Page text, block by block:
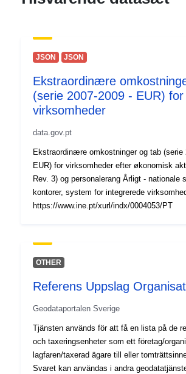
8243-9954
Vincent M.
4277-8473
Sprog: English
Forlag: Zenodo
Fortegnelse over
kataloger:
30 July 2026
Andre
identifikatorer:
JSON JSON
Ekstraordinære
(serie 2007-2009 - EUR) for
virksomheder
data.gov.pt
Ekstraordinære omkostninger og tab (serie
EUR) for virksomheder efter økonomisk
Rev. 3) og personalerang Årligt - nationale
kontorer, system for integrerede
https://www.ine.pt/xurl/indx/0004053/PT
OTHER
Referens Uppslag
Geodataportalen Sverige
Tjänsten används för att få en lista på de
och taxeringsenheter som ett företag/
lagfaren/taxerad ägare till eller
Svaret kan användas i andra